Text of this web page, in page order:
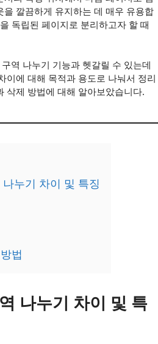
깔끔하게 유지하는 데 매우 유용합
독립된 페이지로 분리하고자 할 때
역 나누기 기능과 헷갈릴 수 있는데
이에 대해 목적과 용도로 나눠서 정리
삭제 방법에 대해 알아보았습니다.
누기 차이 및 특징
법
나누기 차이 및 특